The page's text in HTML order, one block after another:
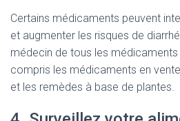
Certains médicaments peuvent
et augmenter les risques de
médecin de tous les
compris les médicaments en
et les remèdes à base de plantes.